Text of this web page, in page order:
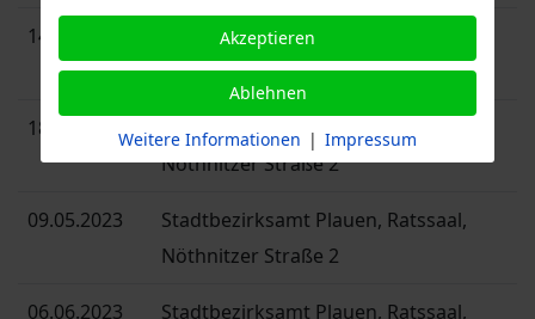
14.03.2023
Stadtbezirksamt Plauen, Ratssaal,
Nöthnitzer Straße 2
18.04.2023
Stadtbezirksamt Plauen, Ratssaal,
Nöthnitzer Straße 2
09.05.2023
Stadtbezirksamt Plauen, Ratssaal,
Nöthnitzer Straße 2
06.06.2023
Stadtbezirksamt Plauen, Ratssaal,
Akzeptieren
Ablehnen
Weitere Informationen | Impressum